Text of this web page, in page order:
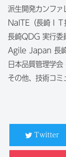
派生開発カンフ
NaITE（長崎Ｉ
長崎QDG 実行
Agile Japan 長
日本品質管理学
その他、技術コミ
Twitter